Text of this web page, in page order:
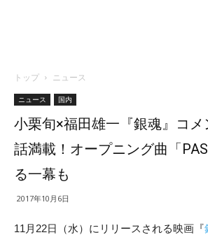
トップ ニュース
ニュース 国内
小栗旬×福田雄一『銀魂』コ
話満載！オープニング曲「
る一幕も
2017年10月6日
11月22日（水）にリリースされる映画『